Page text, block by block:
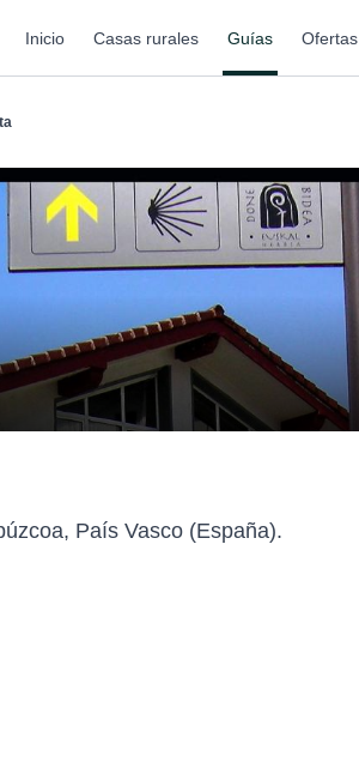
Inicio Casas rurales Guías Ofertas
País Vasco (España).